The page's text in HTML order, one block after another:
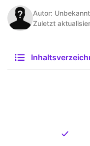
Autor:
Zuletzt